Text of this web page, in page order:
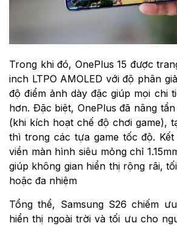
Trong khi đó, OnePlus 15 được
inch LTPO AMOLED với độ phân
độ điểm ảnh dày đặc giúp mọi chi
hơn. Đặc biệt, OnePlus đã nâng
(khi kích hoạt chế độ chơi game),
thì trong các tựa game tốc độ.
viền màn hình siêu mỏng chỉ
giúp không gian hiển thị rộng rãi,
hoặc đa nhiệm
Tổng thể, Samsung S26 chiếm
hiển thị ngoài trời và tối ưu cho